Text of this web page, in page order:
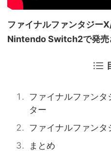
ファイナルファンタジー
Nintendo Switch2で発売
ファイナルファン
ター
ファイナルファンタ
まとめ